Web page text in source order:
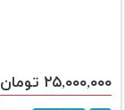
۲۵,۰۰۰,۰۰۰ تومان